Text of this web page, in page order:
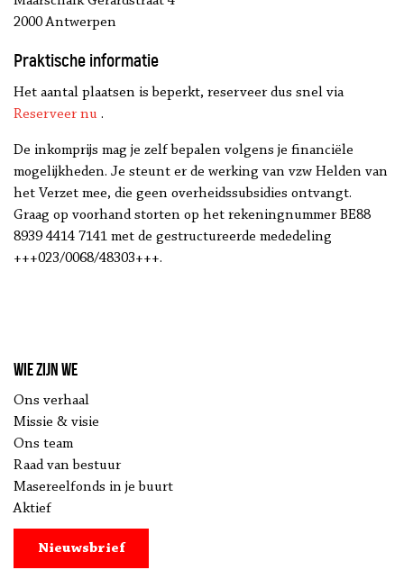
2000 Antwerpen
Praktische informatie
Het aantal plaatsen is beperkt, reserveer dus snel via
Reserveer nu .
De inkomprijs mag je zelf bepalen volgens je financiële
mogelijkheden. Je steunt er de werking van vzw Helden van
het Verzet mee, die geen overheidssubsidies ontvangt.
Graag op voorhand storten op het rekeningnummer BE88
8939 4414 7141 met de gestructureerde mededeling
+++023/0068/48303+++.
Wie zijn we
Ons verhaal
Missie & visie
Ons team
Raad van bestuur
Masereelfonds in je buurt
Aktief
Nieuwsbrief